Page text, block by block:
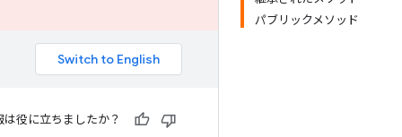
パブリックメソッド
は役に立ちましたか？